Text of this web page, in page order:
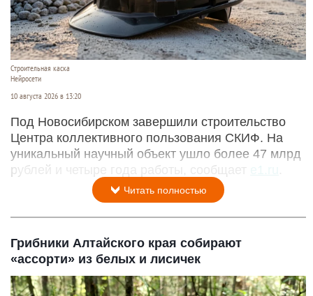
Строительная каска
Нейросети
10 августа 2026 в 13:20
Под Новосибирском завершили строительство
Центра коллективного пользования СКИФ. На
уникальный научный объект ушло более 47 млрд
рублей и четыре года работы, сообщает
e1.ru
Читать полностью
Грибники Алтайского края собирают
«ассорти» из белых и лисичек